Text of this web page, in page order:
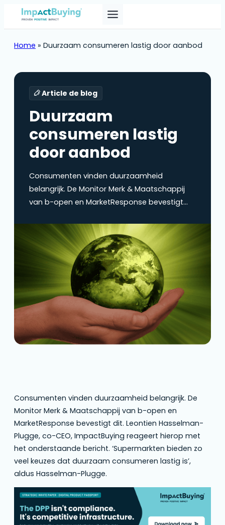
Home » Duurzaam consumeren lastig door aanbod
Article de blog
Duurzaam
consumeren lastig
door aanbod
Consumenten vinden duurzaamheid
belangrijk. De Monitor Merk & Maatschappij
van b-open en MarketResponse bevestigt
ImpactBuying reageert hierop met het
onderstaande bericht. ‘Supermarkten bieden
zo veel keuzes dat duurzaam consumeren
lastig is’, aldus Hasselman-Plugge.
Consumenten vinden duurzaamheid belangrijk. De
Monitor Merk & Maatschappij van b-open en
MarketResponse bevestigt dit. Leontien Hasselman-
Plugge, co-CEO, ImpactBuying reageert hierop met
het onderstaande bericht. ‘Supermarkten bieden zo
veel keuzes dat duurzaam consumeren lastig is’,
aldus Hasselman-Plugge.